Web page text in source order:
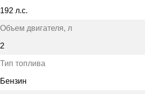
192 л.с.
Объем двигателя, л
2
Тип топлива
Бензин